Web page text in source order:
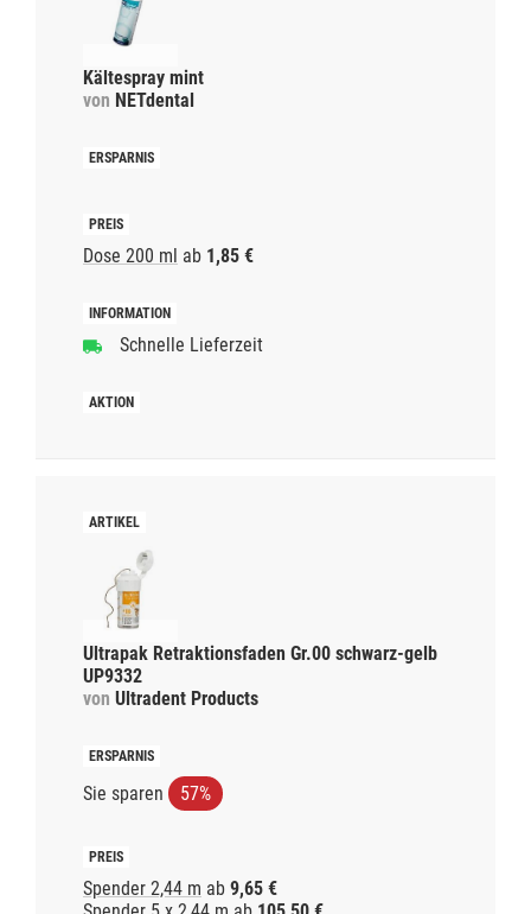
Kältespray mint
von NETdental
Dose 200 ml ab 1,85 €
Schnelle Lieferzeit
Ultrapak Retraktionsfaden Gr.00 schwarz-gelb
UP9332
von Ultradent Products
Sie sparen 57%
Spender 2,44 m ab 9,65 €